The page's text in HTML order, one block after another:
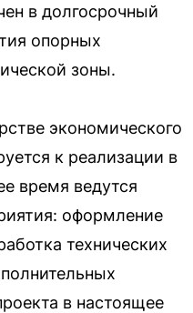
в долгосрочный
опорных
зоны.
экономического
к реализации в
время ведутся
оформление
технических
в настоящее